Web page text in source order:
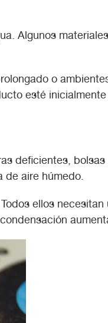
Algunos
o
esté
deficientes,
de aire húmedo.
ellos